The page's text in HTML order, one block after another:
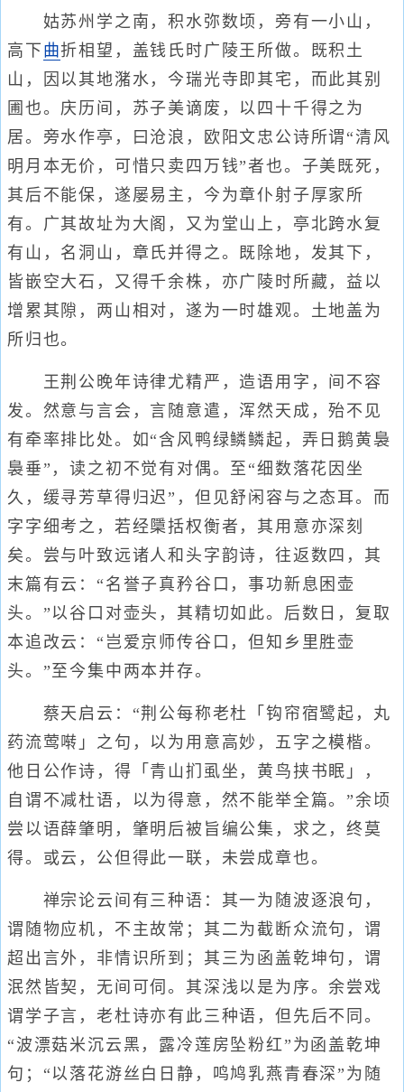
姑苏州学之南，积水弥数顷，旁有一小山，
高下 曲折相望，盖钱氏时广陵王所做。既积土
山，因以其地潴水，今瑞光寺即其宅，而此其别
圃也。庆历间，苏子美谪废，以四十千得之为
居。旁水作亭，曰沧浪，欧阳文忠公诗所谓“清风
明月本无价，可惜只卖四万钱”者也。子美既死，
其后不能保，遂屡易主，今为章仆射子厚家所
有。广其故址为大阁，又为堂山上，亭北跨水复
有山，名洞山，章氏并得之。既除地，发其下，
皆嵌空大石，又得千余株，亦广陵时所藏，益以
增累其隙，两山相对，遂为一时雄观。土地盖为
所归也。
王荆公晚年诗律尤精严，造语用字，间不容
发。然意与言会，言随意遣，浑然天成，殆不见
有牵率排比处。如“含风鸭绿鳞鳞起，弄日鹅黄裊
裊垂”，读之初不觉有对偶。至“细数落花因坐
久，缓寻芳草得归迟”，但见舒闲容与之态耳。而
字字细考之，若经檃括权衡者，其用意亦深刻
矣。尝与叶致远诸人和头字韵诗，往返数四，其
末篇有云：“名誉子真矜谷口，事功新息困壶
头。”以谷口对壶头，其精切如此。后数日，复取
本追改云：“岂爱京师传谷口，但知乡里胜壶
头。”至今集中两本并存。
蔡天启云：“荆公每称老杜「钩帘宿鹭起，丸
药流莺啭」之句，以为用意高妙，五字之模楷。
他日公作诗，得「青山扪虱坐，黄鸟挟书眠」，
自谓不减杜语，以为得意，然不能举全篇。”余顷
尝以语薛肇明，肇明后被旨编公集，求之，终莫
得。或云，公但得此一联，未尝成章也。
禅宗论云间有三种语：其一为随波逐浪句，
谓随物应机，不主故常；其二为截断众流句，谓
超出言外，非情识所到；其三为函盖乾坤句，谓
泯然皆契，无间可伺。其深浅以是为序。余尝戏
谓学子言，老杜诗亦有此三种语，但先后不同。
“波漂菇米沉云黑，露冷莲房坠粉红”为函盖乾坤
句；“以落花游丝白日静，鸣鸠乳燕青春深”为随